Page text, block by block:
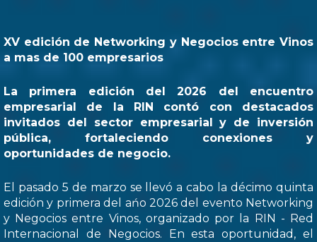
XV edición de Networking y Negocios entre Vinos
a mas de 100 empresarios
La primera edición del 2026 del encuentro
empresarial de la RIN contó con destacados
invitados del sector empresarial y de inversión
pública, fortaleciendo conexiones y
oportunidades de negocio.
El pasado 5 de marzo se llevó a cabo la décimo quinta
edición y primera del ańo 2026 del evento Networking
y Negocios entre Vinos, organizado por la RIN - Red
Internacional de Negocios. En esta oportunidad, el